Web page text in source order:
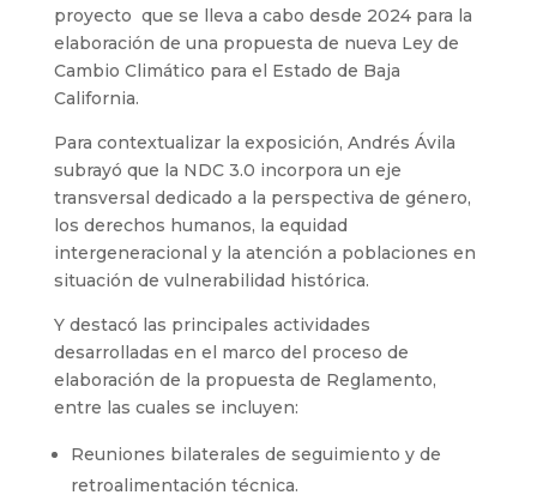
proyecto que se lleva a cabo desde 2024 para la
elaboración de una propuesta de nueva Ley de
Cambio Climático para el Estado de Baja
California.
Para contextualizar la exposición, Andrés Ávila
subrayó que la NDC 3.0 incorpora un eje
transversal dedicado a la perspectiva de género,
los derechos humanos, la equidad
intergeneracional y la atención a poblaciones en
situación de vulnerabilidad histórica.
Y destacó las principales actividades
desarrolladas en el marco del proceso de
elaboración de la propuesta de Reglamento,
entre las cuales se incluyen:
Reuniones bilaterales de seguimiento y de
retroalimentación técnica.